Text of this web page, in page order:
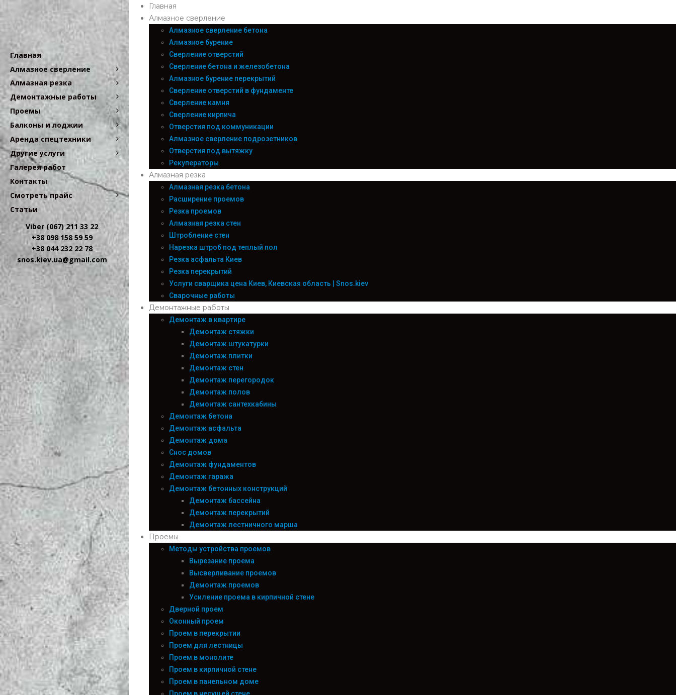
Главная
Алмазное сверление
Алмазная резка
Демонтажные работы
Проемы
Балконы и лоджии
Аренда спецтехники
Другие услуги
Галерея работ
Контакты
Смотреть прайс
Статьи
Viber (067) 211 33 22
+38 098 158 59 59
+38 044 232 22 78
snos.kiev.ua@gmail.com
Главная
Алмазное сверление
Алмазное сверление бетона
Алмазное бурение
Сверление отверстий
Сверление бетона и железобетона
Алмазное бурение перекрытий
Сверление отверстий в фундаменте
Сверление камня
Сверление кирпича
Отверстия под коммуникации
Алмазное сверление подрозетников
Отверстия под вытяжку
Рекуператоры
Алмазная резка
Алмазная резка бетона
Расширение проемов
Резка проемов
Алмазная резка стен
Штробление стен
Нарезка штроб под теплый пол
Резка асфальта Киев
Резка перекрытий
Услуги сварщика цена Киев, Киевская область | Snos.kiev
Сварочные работы
Демонтажные работы
Демонтаж в квартире
Демонтаж стяжки
Демонтаж штукатурки
Демонтаж плитки
Демонтаж стен
Демонтаж перегородок
Демонтаж полов
Демонтаж сантехкабины
Демонтаж бетона
Демонтаж асфальта
Демонтаж дома
Снос домов
Демонтаж фундаментов
Демонтаж гаража
Демонтаж бетонных конструкций
Демонтаж бассейна
Демонтаж перекрытий
Демонтаж лестничного марша
Проемы
Методы устройства проемов
Вырезание проема
Высверливание проемов
Демонтаж проемов
Усиление проема в кирпичной стене
Дверной проем
Оконный проем
Проем в перекрытии
Проем для лестницы
Проем в монолите
Проем в кирпичной стене
Проем в панельном доме